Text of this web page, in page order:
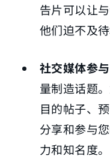
告片可以让
他们迫不及
社交媒体参与
量制造话题
目的帖子、
分享和参与
力和知名度。